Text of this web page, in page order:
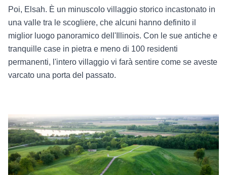
Poi, Elsah. È un minuscolo villaggio storico incastonato in
una valle tra le scogliere, che alcuni hanno definito il
miglior luogo panoramico dell'Illinois. Con le sue antiche e
tranquille case in pietra e meno di 100 residenti
permanenti, l'intero villaggio vi farà sentire come se aveste
varcato una porta del passato.